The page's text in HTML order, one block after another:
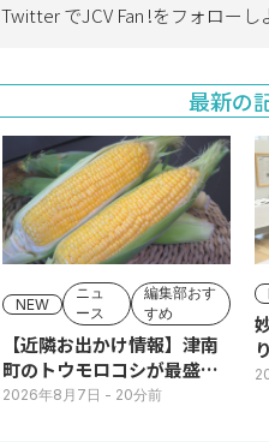
Twitter でJCV Fan !をフォローし
最新の
NEW
ニュ
ース
編集部おす
すめ
【近隣お出かけ情報】津南
町のトウモロコシが最盛
期！国道ロードサイドの直
2026年8月7日 - 20分前